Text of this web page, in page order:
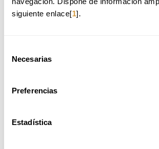
siguiente enlace[1].
Necesarias
Preferencias
Estadística
CURSO INTENSIVO DE ARROCES,
CURSO INTENSIVO DE LA
EDICIÓN_2026 (ONLINE)